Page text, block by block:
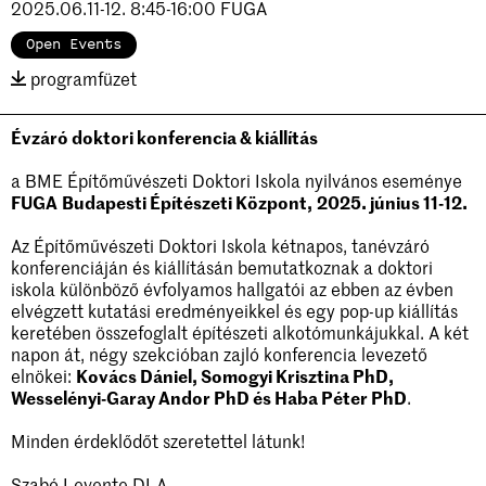
Rólunk
Köszöntő
Szervezet
Felvétel
Szabályzatok
Hallgatók
Oktatók
2025.06.11-12. 8:45-16:00 FUGA
Open Events
programfüzet
Évzáró doktori konferencia & kiállítás
a BME Építőművészeti Doktori Iskola nyilvános eseménye
FUGA Budapesti Építészeti Központ, 2025. június 11-12.
Az Építőművészeti Doktori Iskola kétnapos, tanévzáró
konferenciáján és kiállításán bemutatkoznak a doktori
iskola különböző évfolyamos hallgatói az ebben az évben
elvégzett kutatási eredményeikkel és egy pop-up kiállítás
keretében összefoglalt építészeti alkotómunkájukkal. A két
napon át, négy szekcióban zajló konferencia levezető
elnökei: Kovács Dániel, Somogyi Krisztina PhD,
Wesselényi-Garay Andor PhD és Haba Péter PhD.
Minden érdeklődőt szeretettel látunk!